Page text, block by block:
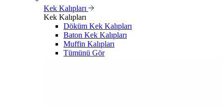
Kek Kalıpları
Kek Kalıpları
Döküm Kek Kalıpları
Baton Kek Kalıpları
Muffin Kalıpları
Tümünü Gör